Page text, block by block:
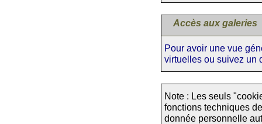
Accès aux galeries
Pour avoir une vue
virtuelles ou suivez un
Note : Les seuls
fonctions techniques
donnée personnelle